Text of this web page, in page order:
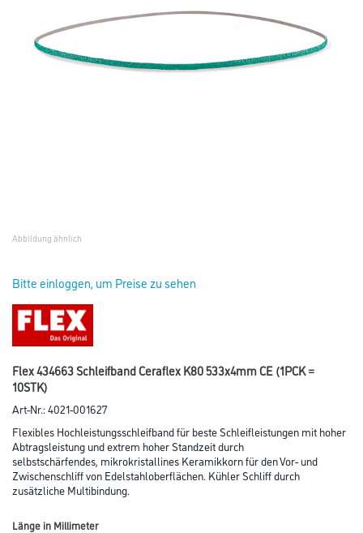
Abbildung ähnlich
Bitte einloggen, um Preise zu sehen
Flex 434663 Schleifband Ceraflex K80 533x4mm CE (1PCK =
10STK)
Art-Nr.:4021-001627
Flexibles Hochleistungsschleifband für beste Schleifleistungen mit hoher
Abtragsleistung und extrem hoher Standzeit durch
selbstschärfendes, mikrokristallines Keramikkorn für den Vor- und
Zwischenschliff von Edelstahloberflächen. Kühler Schliff durch
zusätzliche Multibindung.
Länge in Millimeter